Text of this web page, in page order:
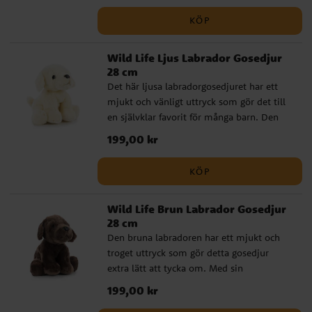
barn. Det passar bra som present när du
vill välja ett gosedjur som känns
att tumma på mjukhet eller kvalitet. ✔️
Naturtroget gosedjur med hög kvalitet ✔️
Godkänd för spädbarn från 0 månader ✔️
Storlek: 28 cm
KÖP
Wild Life Ljus Labrador Gosedjur
28 cm
Det här ljusa labradorgosedjuret har ett
mjukt och vänligt uttryck som gör det till
en självklar favorit för många barn. Den
naturtrogna formen och den fina
kvaliteten ger ett varmt och genuint
hundar eller till den lilla som ska få sitt
dop, babyshower och andra
omtänksamma gåvor. ✔️ Naturtroget
gosedjur med hög kvalitet ✔️ Godkänd för
spädbarn från 0 månader ✔️ Storlek: 28 cm
Pris:199,00 kr
199,00 kr
KÖP
Wild Life Brun Labrador Gosedjur
28 cm
Den bruna labradoren har ett mjukt och
troget uttryck som gör detta gosedjur
extra lätt att tycka om. Med sin
verklighetstrogna design och fina kvalitet
känns det som en riktigt genomarbetad
Pris:199,00 kr
199,00 kr